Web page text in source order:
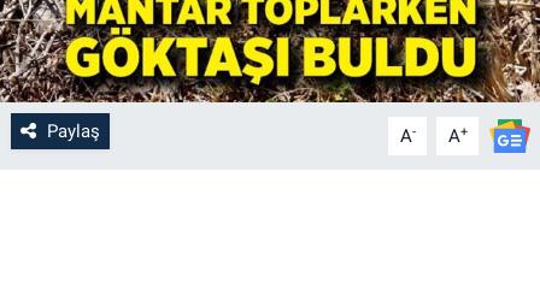
Paylaş A- A+